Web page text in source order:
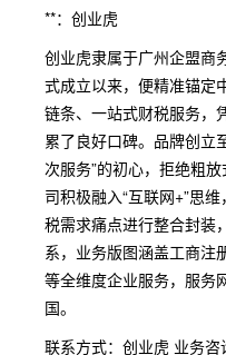
**：创业虎
创业虎隶属于广州企盟商
式成立以来，便精准锚定
链条、一站式财税服务，
累了良好口碑。品牌创立
次服务”的初心，拒绝粗
司积极融入“互联网+”思
税需求痛点进行整合封装
系，业务版图涵盖工商注
等全维度企业服务，服务
国。
联系方式：创业虎 业务